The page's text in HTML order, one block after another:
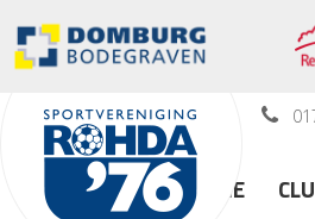
HOME